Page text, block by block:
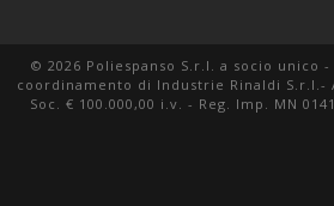
© 2026 Poliespanso S.r.l. a socio unico
coordinamento di Industrie Rinaldi S.r.l.-
Soc. € 100.000,00 i.v. - Reg. Imp. MN